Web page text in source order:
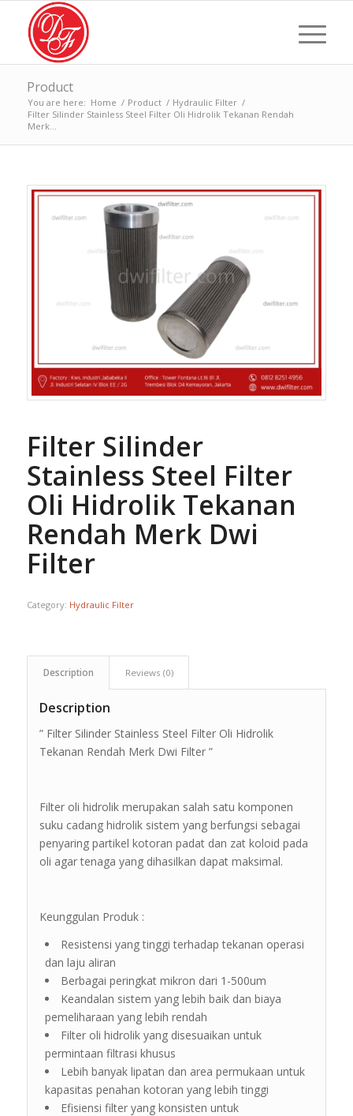
Product
You are here: Home / Product / Hydraulic Filter /
Filter Silinder Stainless Steel Filter Oli Hidrolik Tekanan Rendah
Merk...
Filter Silinder
Stainless Steel Filter
Oli Hidrolik Tekanan
Rendah Merk Dwi
Filter
Category: Hydraulic Filter
Description Reviews (0)
Description
” Filter Silinder Stainless Steel Filter Oli Hidrolik
Tekanan Rendah Merk Dwi Filter ”
Filter oli hidrolik merupakan salah satu komponen
suku cadang hidrolik sistem yang berfungsi sebagai
penyaring partikel kotoran padat dan zat koloid pada
oli agar tenaga yang dihasilkan dapat maksimal.
Keunggulan Produk :
Resistensi yang tinggi terhadap tekanan operasi
dan laju aliran
Berbagai peringkat mikron dari 1-500um
Keandalan sistem yang lebih baik dan biaya
pemeliharaan yang lebih rendah
Filter oli hidrolik yang disesuaikan untuk
permintaan filtrasi khusus
Lebih banyak lipatan dan area permukaan untuk
kapasitas penahan kotoran yang lebih tinggi
Efisiensi filter yang konsisten untuk